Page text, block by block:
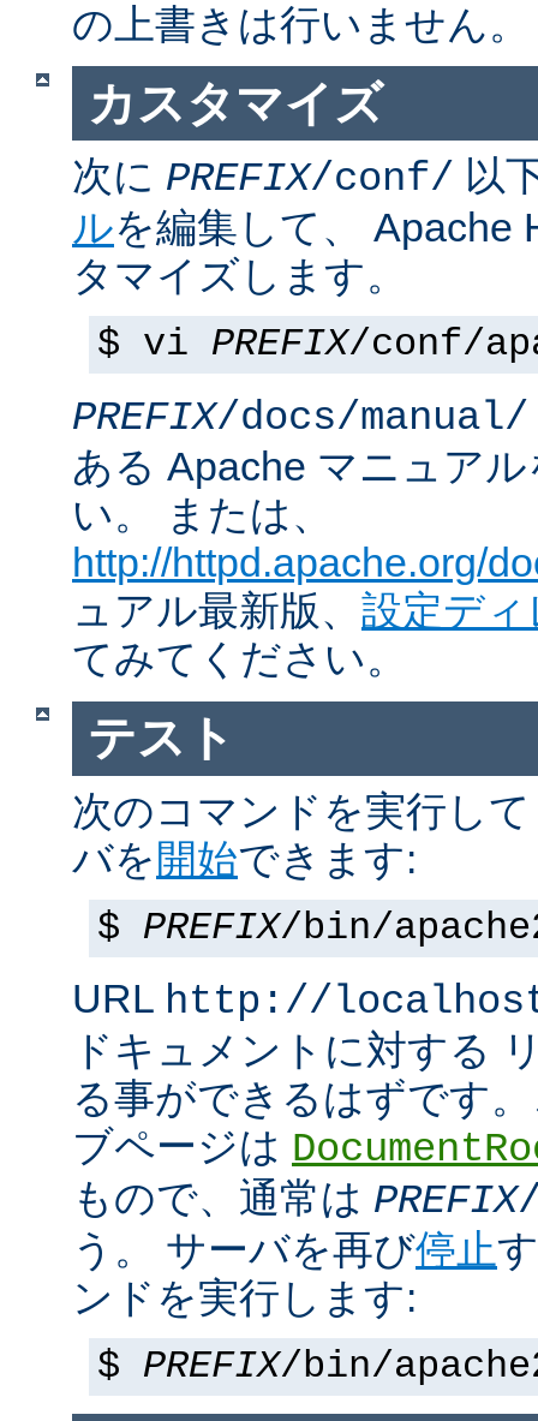
の上書きは行いません。
カスタマイズ
次に PREFIX/conf/ 以
ルを編集して、 Apache
タマイズします。
$ vi PREFIX/conf/
PREFIX/docs/manual/
ある Apache マニュア
い。 または、
http://httpd.apache.org/
ュアル最新版、 設定デ
てみてください。
テスト
次のコマンドを実行し
バを 開始できます:
$ PREFIX/bin/
URL http://
ドキュメントに対する
る事ができるはずです
ブページは
もので、通常は PREFIX
う。 サーバを再び停止
ンドを実行します:
$ PREFIX/bin/